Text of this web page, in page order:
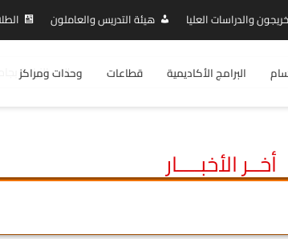
هيئة التدريس والعاملون والدراسات العليا
وحدات ومراكز قطاعات البرامج الأكاديمية
طلاب الزراعة
أخــر الأخبــــار